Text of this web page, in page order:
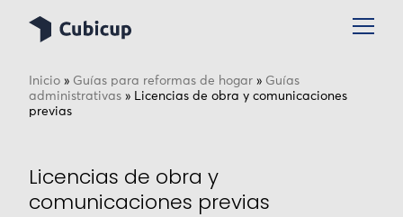
Inicio » Guías para reformas de hogar » Guías
administrativas » Licencias de obra y comunicaciones
previas
Licencias de obra y
comunicaciones previas